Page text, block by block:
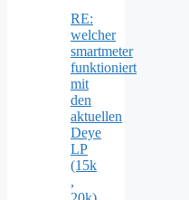
RE:
welcher
smartmeter
funktioniert
mit
den
aktuellen
Deye
LP
(15k
,